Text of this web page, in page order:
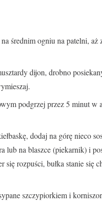
średnim ogniu na patelni, aż
dijon, drobno
podgrzej przez 5 minut w
dodaj na górę nieco
lub na blaszce (piekarnik) i
rozpuści, bułka stanie się
szczypiorkiem i